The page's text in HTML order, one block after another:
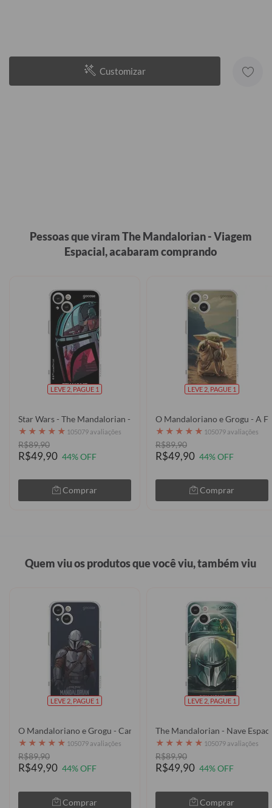
Customizar
Pessoas que viram The Mandalorian - Viagem
Espacial, acabaram comprando
LEVE 2, PAGUE 1
Star Wars - The Mandalorian - Capacete Mandaloriano
★ ★ ★ ★ ★ 105079 avaliações
R$89,90
R$49,90 44% OFF
Comprar
LEVE 2, PAGUE 1
O Mandaloriano e Grogu - A
★ ★ ★ ★ ★ 105079 avaliações
R$89,90
R$49,90 44% OFF
Comprar
Quem viu os produtos que você viu, também viu
LEVE 2, PAGUE 1
O Mandaloriano e Grogu - Caminhada
★ ★ ★ ★ ★ 105079 avaliações
R$89,90
R$49,90 44% OFF
Comprar
LEVE 2, PAGUE 1
The Mandalorian - Nave
★ ★ ★ ★ ★ 105079 avaliações
R$89,90
R$49,90 44% OFF
Comprar